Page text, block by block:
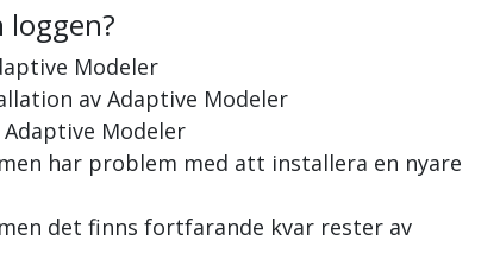
loggen?
Modeler
av Adaptive Modeler
Modeler
har problem med att installera en nyare
det finns fortfarande kvar rester av